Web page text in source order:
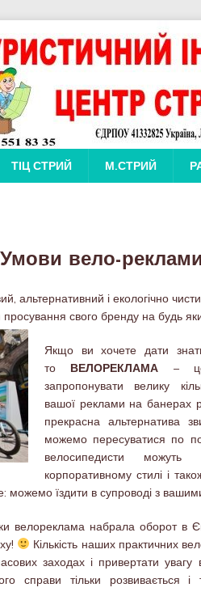
ТІЦ СТРИЙ М.СТРИЙ
Умови вело-реклами
альтернативний і екологічно
свого бренду на будь
Якщо ви хочете дати
то ВЕЛОРЕКЛАМА –
запропонувати велику
вашої реклами на банерах
прекрасна альтернатива
можемо пересуватися по
велосипедисти
корпоративному стилі і
можемо їздити в супроводі з
велореклама набрала оборот в
Кількість наших практичних
заходах і привертати увагу
справи тільки розвивається